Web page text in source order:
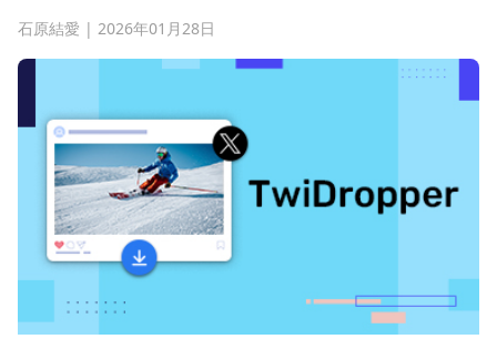
石原結愛 | 2026年01月28日